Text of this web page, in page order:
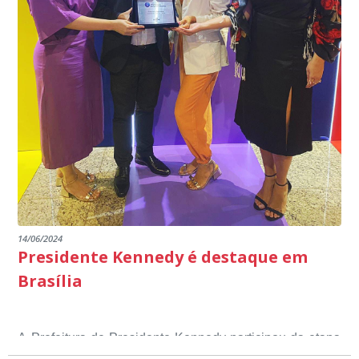
14/06/2024
Presidente Kennedy é destaque em
Brasília
A Prefeitura de Presidente Kennedy participou da etapa